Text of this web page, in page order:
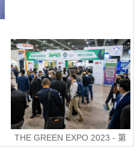
THE GREEN EXPO 2023 - 第
30届墨西哥绿色能源展